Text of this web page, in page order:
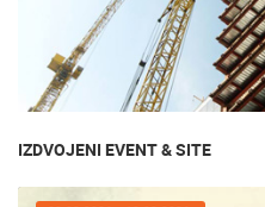
IZDVOJENI EVENT & SITE